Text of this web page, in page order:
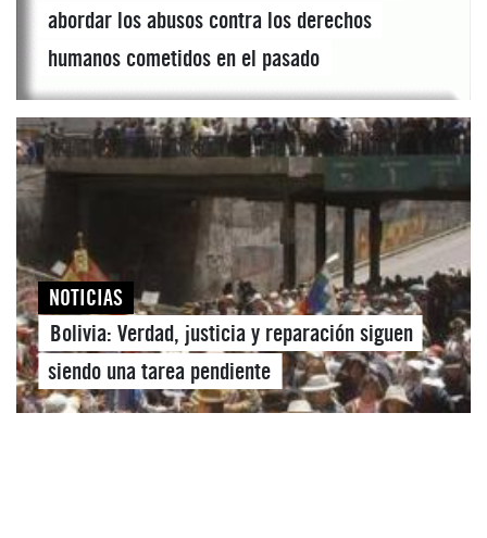
abordar los abusos contra los derechos
humanos cometidos en el pasado
NOTICIAS
Bolivia: Verdad, justicia y reparación siguen
siendo una tarea pendiente